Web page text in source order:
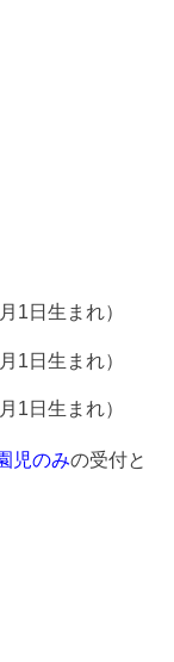
1日生まれ）
1日生まれ）
1日生まれ）
児のみの受付と